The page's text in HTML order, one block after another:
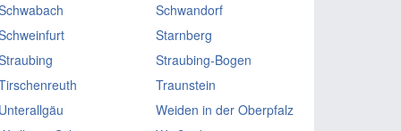
Schwandorf
Starnberg
Straubing-Bogen
Traunstein
Weiden in der Oberpfalz